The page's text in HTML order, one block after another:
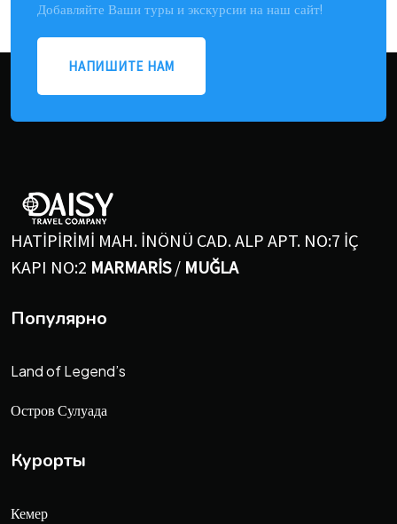
Добавляйте Ваши туры и экскурсии на наш сайт!
НАПИШИТЕ НАМ
HATİPİRİMİ MAH. İNÖNÜ CAD. ALP APT. NO:7 İÇ
KAPI NO:2 MARMARİS/ MUĞLA
Популярно
Land of Legend’s
Остров Сулуада
Курорты
Кемер